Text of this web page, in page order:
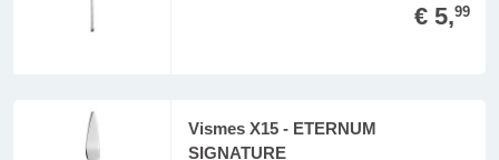
€ 5,99
Vismes X15 - ETERNUM
SIGNATURE